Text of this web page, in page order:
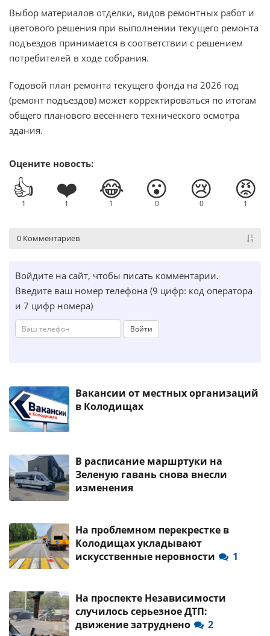
Выбор материалов отделки, видов ремонтных работ и
цветового решения при выполнении текущего ремонта
подъездов принимается в соответствии с решением
потребителей в ходе собрания.
Годовой план ремонта текущего фонда на 2026 год
(ремонт подъездов) может корректироваться по итогам
общего планового весеннего технического осмотра
здания.
Оцените новость:
👍
1
❤️
1
😂
1
😮
0
😢
0
😡
1
0 Комментариев
Войдите на сайт, чтобы писать комментарии.
Введите ваш номер телефона (9 цифр: код оператора
и 7 цифр номера)
Войти
Вакансии от местных организаций
в Колодищах
В расписание маршртуки на
Зеленую гавань снова внесли
изменения
На проблемном перекрестке в
Колодищах укладывают
искусственные неровности
1
На проспекте Независимости
случилось серьезное ДТП:
движение затруднено
2